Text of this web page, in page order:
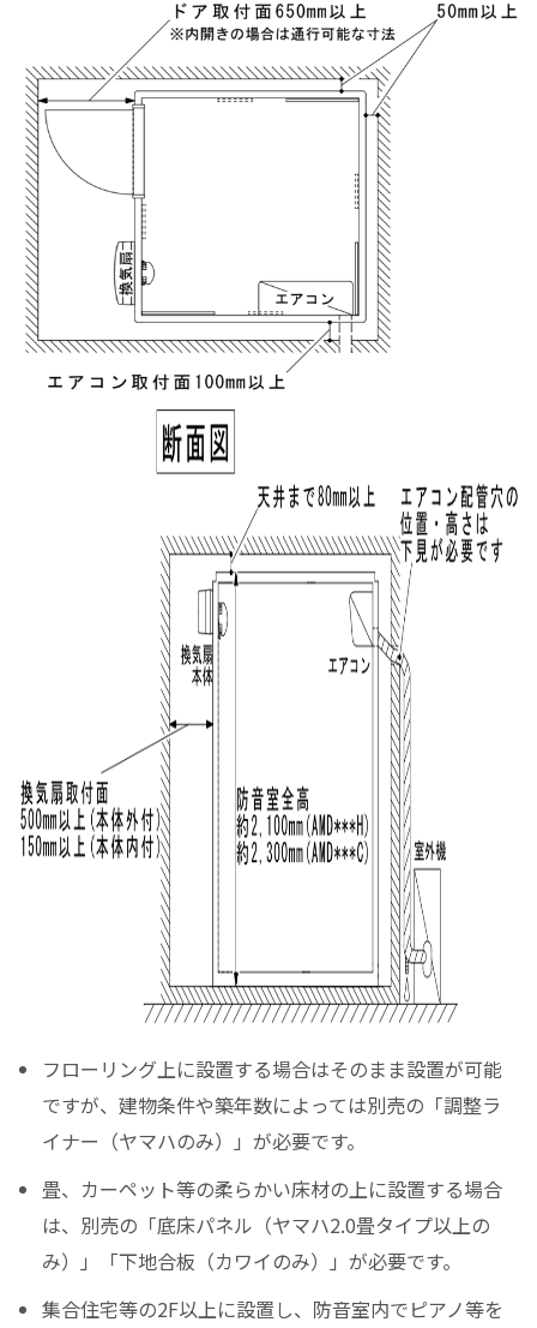
実質年率%
Please enter the security code
6 + 7 =
フローリング上に設置する場合はそのまま設置が可能
ですが、建物条件や築年数によっては別売の「調整ラ
イナー（ヤマハのみ）」が必要です。
畳、カーペット等の柔らかい床材の上に設置する場合
は、別売の「底床パネル（ヤマハ2.0畳タイプ以上の
み）」「下地合板（カワイのみ）」が必要です。
集合住宅等の2F以上に設置し、防音室内でピアノ等を